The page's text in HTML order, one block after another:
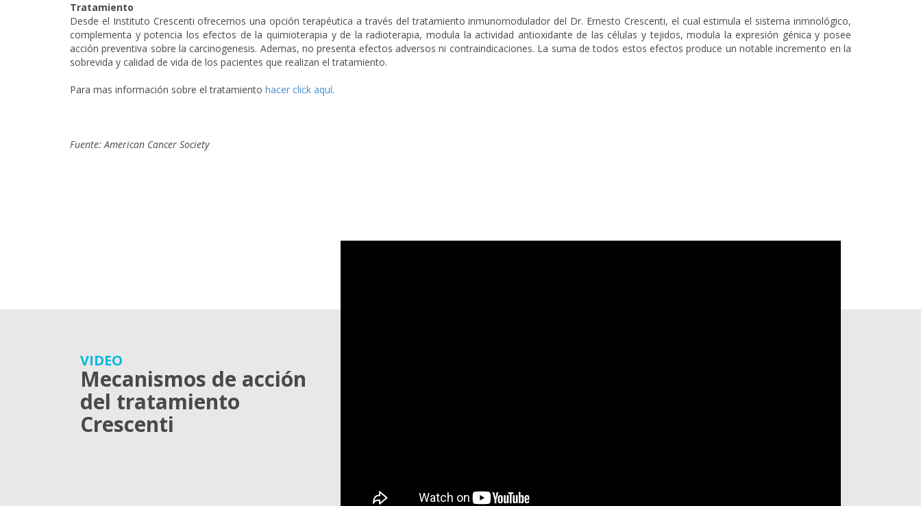
Tratamiento
Desde el Instituto Crescenti ofrecemos una opción terapéutica a través del tratamiento inmunomodulador del Dr. Ernesto Crescenti, el cual estimula el sistema inmnológico,
complementa y potencia los efectos de la quimioterapia y de la radioterapia, modula la actividad antioxidante de las células y tejidos, modula la expresión génica y posee
acción preventiva sobre la carcinogenesis. Ademas, no presenta efectos adversos ni contraindicaciones. La suma de todos estos efectos produce un notable incremento en la
sobrevida y calidad de vida de los pacientes que realizan el tratamiento.
Para mas información sobre el tratamiento hacer click aquí.
Fuente: American Cancer Society
VIDEO
Mecanismos de acción
del tratamiento
Crescenti